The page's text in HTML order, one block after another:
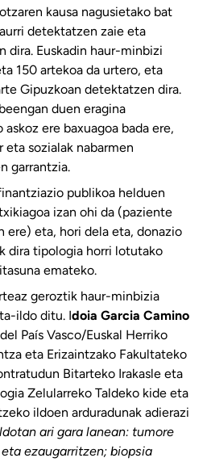
kausa nagusietako bat
detektatzen zaie eta
dira. Euskadin haur-minbizi
150 artekoa da urtero, eta
Gipuzkoan detektatzen dira.
duen eragina
ere baxuagoa bada ere,
sozialak nabarmen
garrantzia.
publikoa helduen
izan ohi da (paziente
ere) eta, hori dela eta, donazio
dira tipologia horri lotutako
emateko.
geroztik haur-minbizia
ildo ditu. Idoia Garcia Camino
País Vasco/Euskal Herriko
eta Erizaintzako Fakultateko
Bitarteko Irakasle eta
Zelularreko Taldeko kide eta
ildoen arduradunak adierazi
ari gara lanean: tumore
ezaugarritzen; biopsia